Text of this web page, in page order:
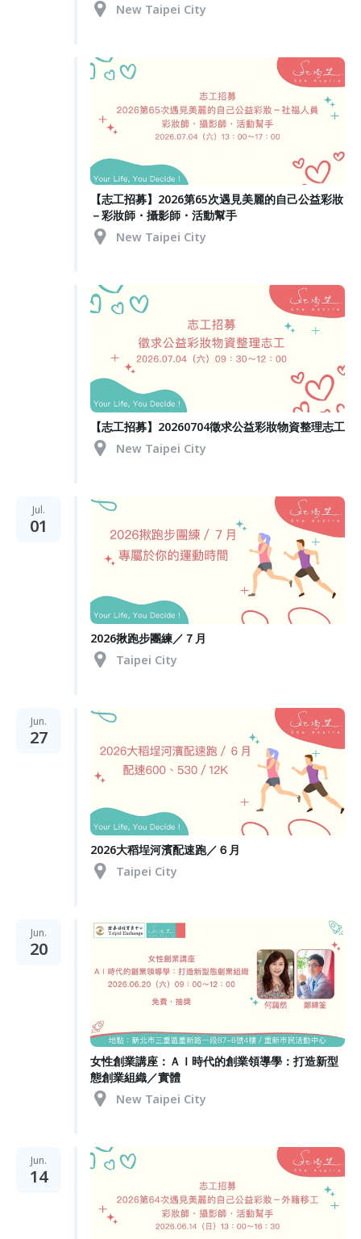
New Taipei City
【志工招募】2026第65次遇見美麗的自己公益彩妝
－彩妝師・攝影師・活動幫手
New Taipei City
【志工招募】20260704徵求公益彩妝物資整理志工
New Taipei City
Jul.
01
2026揪跑步團練／７月
Taipei City
Jun.
27
2026大稻埕河濱配速跑／６月
Taipei City
Jun.
20
女性創業講座：ＡＩ時代的創業領導學：打造新型
態創業組織／實體
New Taipei City
Jun.
14